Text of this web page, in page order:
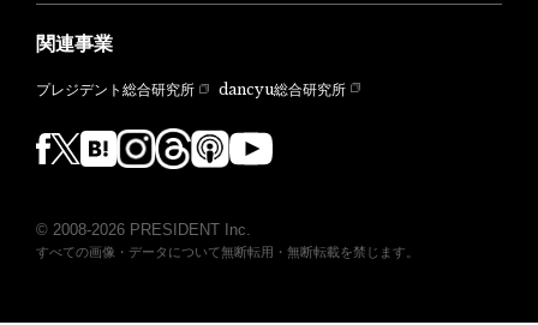
関連事業
プレジデント総合研究所 dancyu総合研究所
© 2008-2026 PRESIDENT Inc.
すべての画像・データについて無断転用・無断転載を禁じます。